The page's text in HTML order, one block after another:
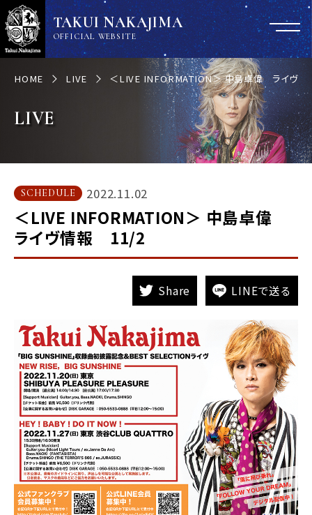
TAKUI NAKAJIMA
OFFICIAL WEBSITE
HOME LIVE ＜LIVE INFORMATION＞ 中島卓偉 ライヴ
LIVE
SCHEDULE 2022.11.02
＜LIVE INFORMATION＞ 中島卓偉
ライヴ情報 11/2
Share LINEで送る